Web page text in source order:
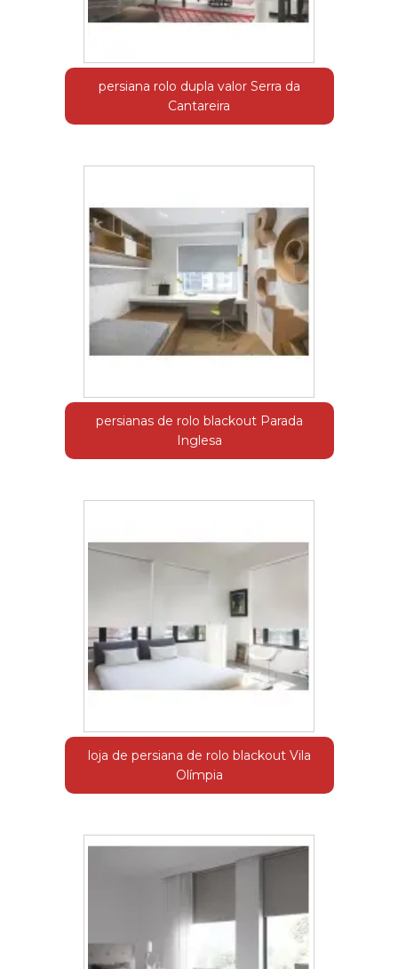
persiana rolo dupla valor Serra da
Cantareira
persianas de rolo blackout Parada
Inglesa
loja de persiana de rolo blackout Vila
Olímpia